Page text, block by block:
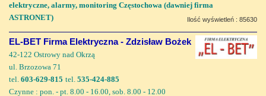
elektryczne, alarmy, monitoring Częstochowa (dawniej firma
ASTRONET)
Ilość wyświetleń : 85630
EL-BET Firma Elektryczna - Zdzisław Bożek
42-122 Ostrowy nad Okrzą
ul. Brzozowa 71
tel. 603-629-815 tel. 535-424-885
Czynne : pon. - pt. 8.00 - 16.00, sob. 8.00 - 12.00